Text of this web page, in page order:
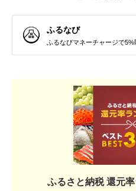
ふるなび
ふるなびマネーチャージで5%
ふるさと納税 還元